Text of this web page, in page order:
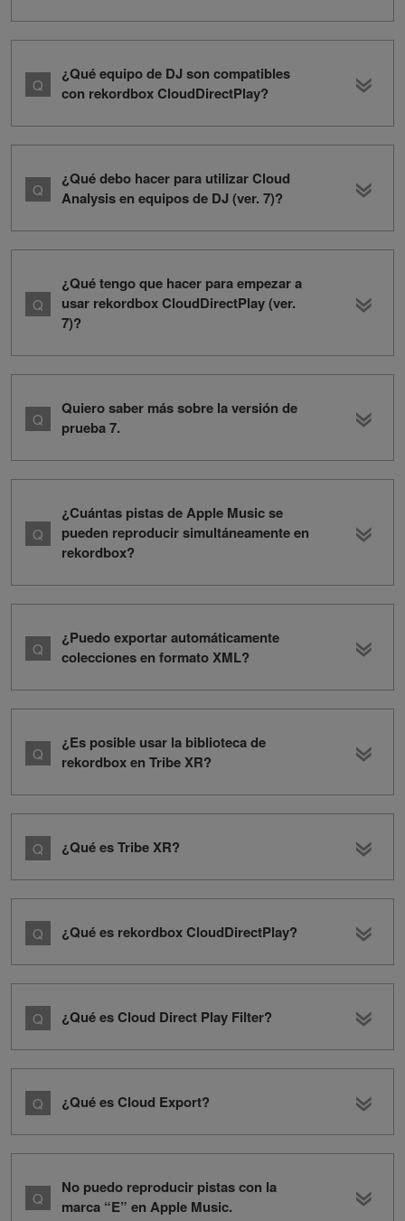
¿Qué equipo de DJ son compatibles
con rekordbox CloudDirectPlay?
¿Qué debo hacer para utilizar Cloud
Analysis en equipos de DJ (ver. 7)?
¿Qué tengo que hacer para empezar a
usar rekordbox CloudDirectPlay (ver.
7)?
Quiero saber más sobre la versión de
prueba 7.
¿Cuántas pistas de Apple Music se
pueden reproducir simultáneamente en
rekordbox?
¿Puedo exportar automáticamente
colecciones en formato XML?
¿Es posible usar la biblioteca de
rekordbox en Tribe XR?
¿Qué es Tribe XR?
¿Qué es rekordbox CloudDirectPlay?
¿Qué es Cloud Direct Play Filter?
¿Qué es Cloud Export?
No puedo reproducir pistas con la
marca “E” en Apple Music.